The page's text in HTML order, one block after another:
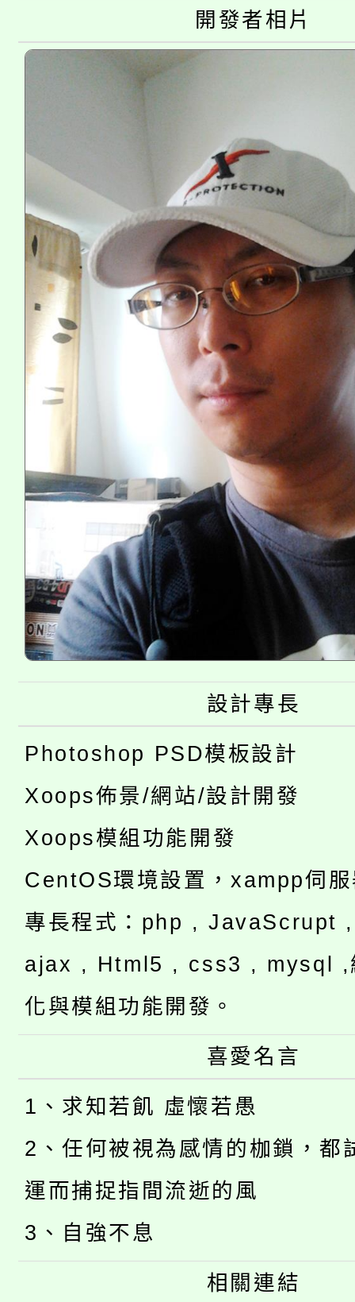
代理(課)教師甄選結果
公告本校115學年度第
代理(課)教師甄選結果
轉知中國文化大學推廣
《TA101》溝通分析基
程，歡迎學生輔導中心
心理、諮商輔導、社會
系所師生報名參加。
開發者相片
設計專長
Photoshop PSD模板設計
Xoops佈景/網站/設計開發
Xoops模組功能開發
CentOS環境設置，xampp伺
專長程式：php , JavaScrupt
ajax , Html5 , css3 , mysql ,
化與模組功能開發。
喜愛名言
1、求知若飢 虛懷若愚
2、任何被視為感情的枷鎖，都
運而捕捉指間流逝的風
3、自強不息
相關連結